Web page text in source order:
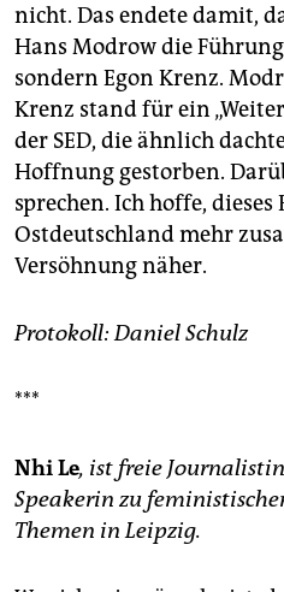
nicht. Das endete damit,
Hans Modrow die
sondern Egon Krenz.
Krenz stand für ein
der SED, die ähnlich
Hoffnung gestorben.
sprechen. Ich hoffe,
Ostdeutschland mehr
Versöhnung näher.
Protokoll: Daniel Schulz
***
Nhi Le, ist freie
Speakerin zu
Themen in Leipzig.